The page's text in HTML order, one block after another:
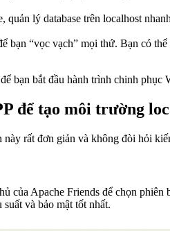
quản lý database trên localhost
bạn “vọc vạch” mọi thứ. Bạn có thể
bắt đầu hành trình chinh phục
để tạo môi trường
rất đơn giản và không đòi hỏi
của Apache Friends để chọn
và bảo mật tốt nhất.